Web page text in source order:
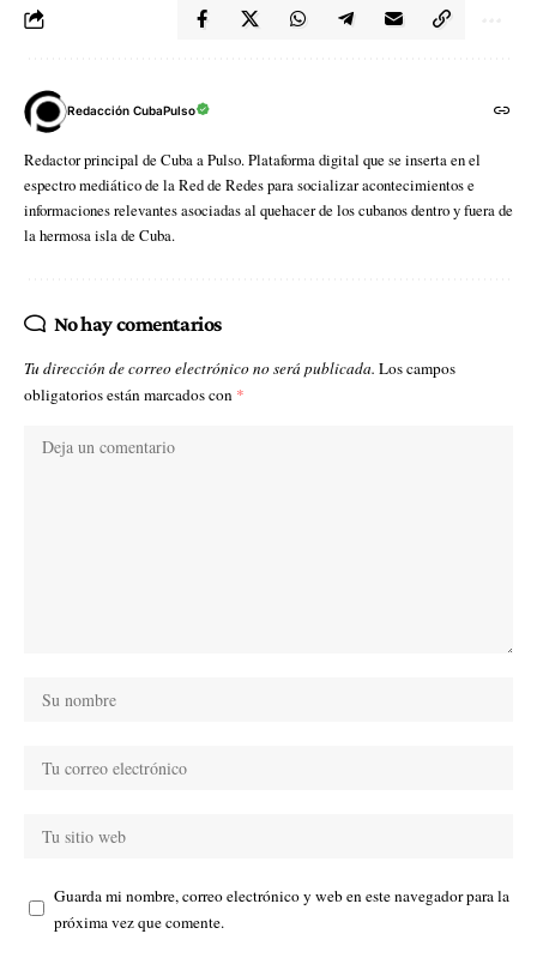
Redacción CubaPulso
Redactor principal de Cuba a Pulso. Plataforma digital que se inserta en el
espectro mediático de la Red de Redes para socializar acontecimientos e
informaciones relevantes asociadas al quehacer de los cubanos dentro y fuera de
la hermosa isla de Cuba.
No hay comentarios
Tu dirección de correo electrónico no será publicada. Los campos
obligatorios están marcados con *
Guarda mi nombre, correo electrónico y web en este navegador para la
próxima vez que comente.